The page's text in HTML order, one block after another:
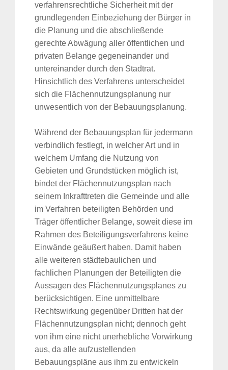
verfahrensrechtliche Sicherheit mit der
grundlegenden Einbeziehung der Bürger in
die Planung und die abschließende
gerechte Abwägung aller öffentlichen und
privaten Belange gegeneinander und
untereinander durch den Stadtrat.
Hinsichtlich des Verfahrens unterscheidet
sich die Flächennutzungsplanung nur
unwesentlich von der Bebauungsplanung.
Während der Bebauungsplan für jedermann
verbindlich festlegt, in welcher Art und in
welchem Umfang die Nutzung von
Gebieten und Grundstücken möglich ist,
bindet der Flächennutzungsplan nach
seinem Inkrafttreten die Gemeinde und alle
im Verfahren beteiligten Behörden und
Träger öffentlicher Belange, soweit diese im
Rahmen des Beteiligungsverfahrens keine
Einwände geäußert haben. Damit haben
alle weiteren städtebaulichen und
fachlichen Planungen der Beteiligten die
Aussagen des Flächennutzungsplanes zu
berücksichtigen. Eine unmittelbare
Rechtswirkung gegenüber Dritten hat der
Flächennutzungsplan nicht; dennoch geht
von ihm eine nicht unerhebliche Vorwirkung
aus, da alle aufzustellenden
Bebauungspläne aus ihm zu entwickeln